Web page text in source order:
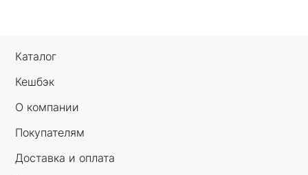
Каталог
Кешбэк
О компании
Покупателям
Доставка и оплата